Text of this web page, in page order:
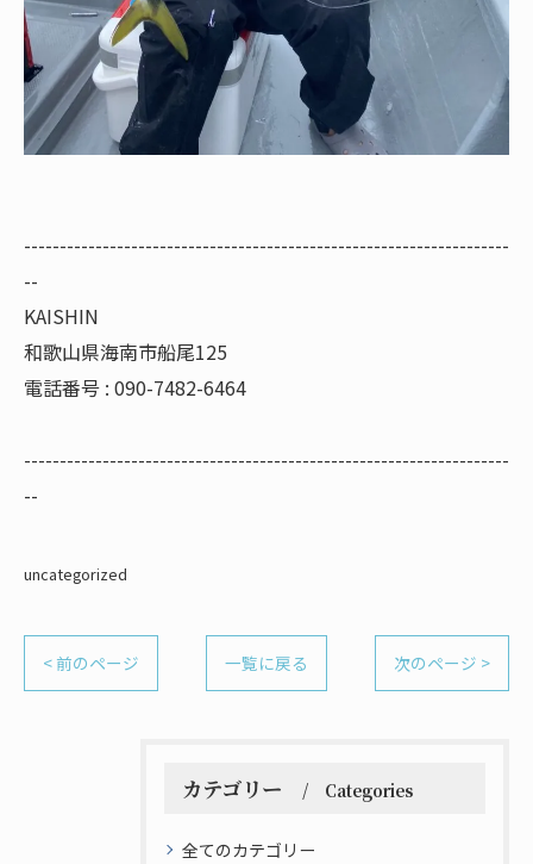
--------------------------------------------------------------------
--
KAISHIN
和歌山県海南市船尾125
電話番号 : 090-7482-6464
--------------------------------------------------------------------
--
uncategorized
< 前のページ 一覧に戻る 次のページ >
カテゴリー Categories
全てのカテゴリー